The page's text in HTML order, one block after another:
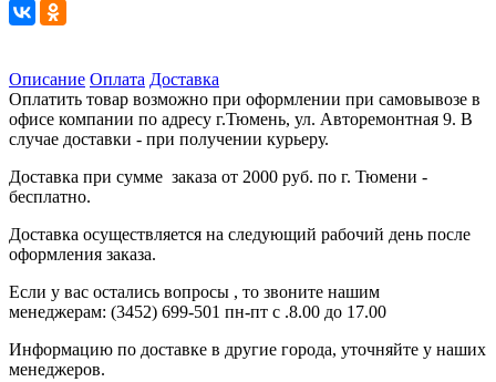
Описание Оплата Доставка
Оплатить товар возможно при оформлении при самовывозе в
офисе компании по адресу г.Тюмень, ул. Авторемонтная 9. В
случае доставки - при получении курьеру.
Доставка при сумме заказа от 2000 руб. по г. Тюмени -
бесплатно.
Доставка осуществляется на следующий рабочий день после
оформления заказа.
Если у вас остались вопросы , то звоните нашим
менеджерам: (3452) 699-501 пн-пт с .8.00 до 17.00
Информацию по доставке в другие города, уточняйте у наших
менеджеров.